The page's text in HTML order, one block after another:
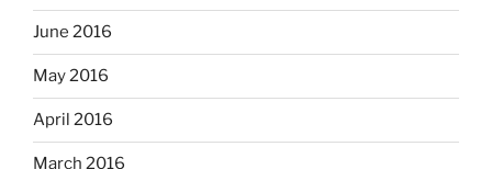
June 2016
May 2016
April 2016
March 2016